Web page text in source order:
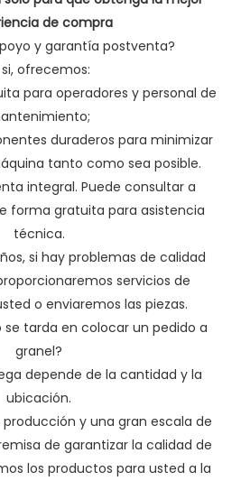
de compra
y garantía postventa?
si, ofrecemos:
para operadores y personal de
duraderos para minimizar
tanto como sea posible.
integral. Puede consultar a
forma gratuita para asistencia
técnica.
si hay problemas de calidad
servicios de
o enviaremos las piezas.
se tarda en colocar un pedido a
granel?
depende de la cantidad y la
ubicación.
y una gran escala de
de garantizar la calidad de
los productos para usted a la